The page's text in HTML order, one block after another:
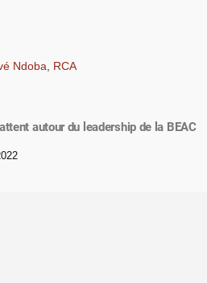
Ndoba, RCA
autour du leadership de la BEAC